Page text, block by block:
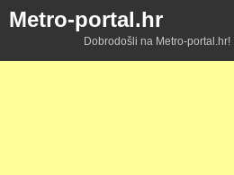
Metro-portal.hr
Dobrodošli na Metro-portal.hr!